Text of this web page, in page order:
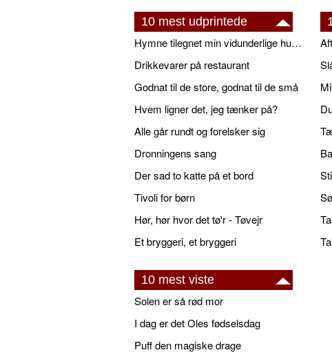
10 mest udprintede
Hymne tilegnet min vidunderlige husbond
Drikkevarer på restaurant
Godnat til de store, godnat til de små
Hvem ligner det, jeg tænker på?
Alle går rundt og forelsker sig
Dronningens sang
Der sad to katte på et bord
Tivoli for børn
Hør, hør hvor det tø'r - Tøvejr
Et bryggeri, et bryggeri
10 mest viste
Solen er så rød mor
I dag er det Oles fødselsdag
Puff den magiske drage